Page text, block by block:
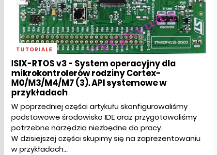
TUTORIALE
ISIX-RTOS v3 - System operacyjny dla
mikrokontrolerów rodziny Cortex-
M0/M3/M4/M7 (3). API systemowe w
przykładach
W poprzedniej części artykułu skonfigurowaliśmy
podstawowe środowisko IDE oraz przygotowaliśmy
potrzebne narzędzia niezbędne do pracy.
W dzisiejszej części skupimy się na zaprezentowaniu
w przykładach...